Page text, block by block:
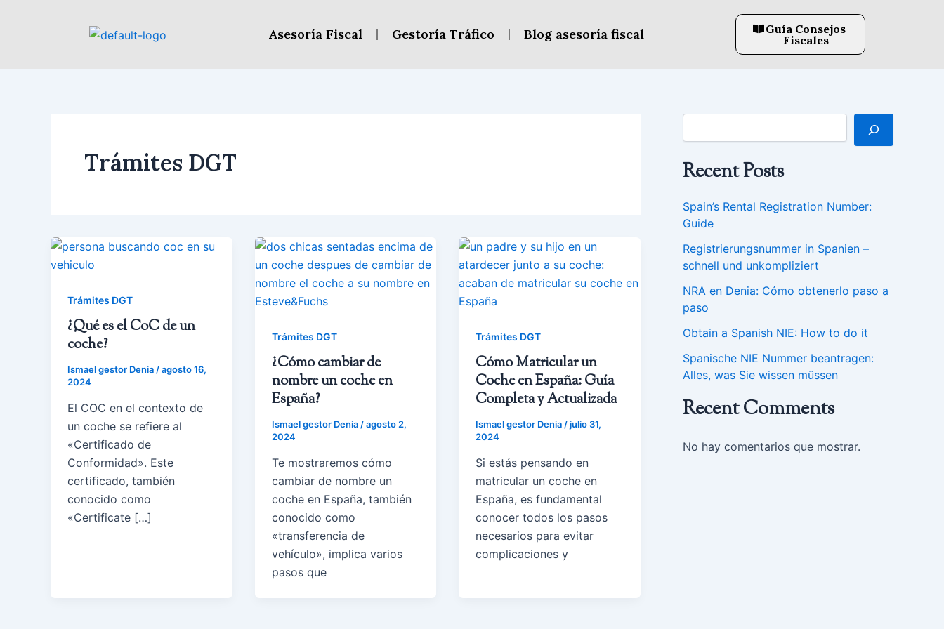
Asesoría Fiscal Gestoría Tráfico Blog asesoría fiscal
Guía Consejos
Fiscales
Trámites DGT
Trámites DGT
¿Qué es el CoC de un
coche?
Ismael gestor Denia /agosto 16,
2024
El COC en el contexto de
un coche se refiere al
«Certificado de
Conformidad». Este
certificado, también
conocido como
«Certificate […]
Trámites DGT
¿Cómo cambiar de
nombre un coche en
España?
Ismael gestor Denia /agosto 2,
2024
Te mostraremos cómo
cambiar de nombre un
coche en España, también
conocido como
«transferencia de
vehículo», implica varios
pasos que
Trámites DGT
Cómo Matricular un
Coche en España: Guía
Completa y Actualizada
Ismael gestor Denia /julio 31,
2024
Si estás pensando en
matricular un coche en
España, es fundamental
conocer todos los pasos
necesarios para evitar
complicaciones y
Recent Posts
Spain’s Rental Registration Number:
Guide
Registrierungsnummer in Spanien –
schnell und unkompliziert
NRA en Denia: Cómo obtenerlo paso a
paso
Obtain a Spanish NIE: How to do it
Spanische NIE Nummer beantragen:
Alles, was Sie wissen müssen
Recent Comments
No hay comentarios que mostrar.